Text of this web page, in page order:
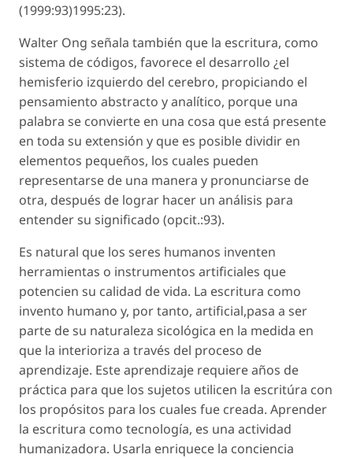
(1999:93)1995:23).
Walter Ong señala también que la escritura, como
sistema de códigos, favorece el desarrollo ¿el
hemisferio izquierdo del cerebro, propiciando el
pensamiento abstracto y analítico, porque una
palabra se convierte en una cosa que está presente
en toda su extensión y que es posible dividir en
elementos pequeños, los cuales pueden
representarse de una manera y pronunciarse de
otra, después de lograr hacer un análisis para
entender su significado (opcit.:93).
Es natural que los seres humanos inventen
herramientas o instrumentos artificiales que
potencien su calidad de vida. La escritura como
invento humano y, por tanto, artificial,pasa a ser
parte de su naturaleza sicológica en la medida en
que la interioriza a través del proceso de
aprendizaje. Este aprendizaje requiere años de
práctica para que los sujetos utilicen la escritúra con
los propósitos para los cuales fue creada. Aprender
la escritura como tecnología, es una actividad
humanizadora. Usarla enriquece la conciencia